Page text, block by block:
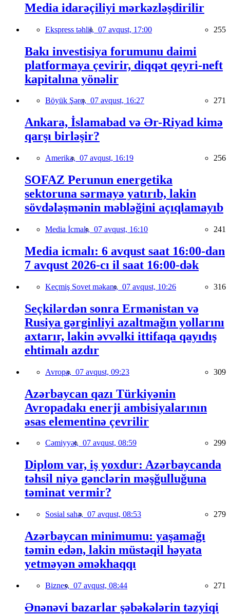
Media idarəçiliyi mərkəzləşdirilir
Ekspress təhlil, 07 avqust, 17:00 255
Bakı investisiya forumunu daimi
platformaya çevirir, diqqət qeyri-neft
kapitalına yönəlir
Böyük Şərq, 07 avqust, 16:27 271
Ankara, İslamabad və Ər-Riyad kimə
qarşı birləşir?
Amerika, 07 avqust, 16:19 256
SOFAZ Perunun energetika
sektoruna sərmayə yatırıb, lakin
sövdələşmənin məbləğini açıqlamayıb
Media İcmalı, 07 avqust, 16:10 241
Media icmalı: 6 avqust saat 16:00-dan
7 avqust 2026-cı il saat 16:00-dək
Keçmiş Sovet məkanı, 07 avqust, 10:26 316
Seçkilərdən sonra Ermənistan və
Rusiya gərginliyi azaltmağın yollarını
axtarır, lakin əvvəlki ittifaqa qayıdış
ehtimalı azdır
Avropa, 07 avqust, 09:23 309
Azərbaycan qazı Türkiyənin
Avropadakı enerji ambisiyalarının
əsas elementinə çevrilir
Cəmiyyət, 07 avqust, 08:59 299
Diplom var, iş yoxdur: Azərbaycanda
təhsil niyə gənclərin məşğulluğuna
təminat vermir?
Sosial sahə, 07 avqust, 08:53 279
Azərbaycan minimumu: yaşamağı
təmin edən, lakin müstəqil həyata
yetməyən əməkhaqqı
Biznes, 07 avqust, 08:44 271
Ənənəvi bazarlar şəbəkələrin təzyiqi